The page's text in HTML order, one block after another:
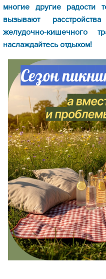
многие другие радости
вызывают
желудочно-кишечного
наслаждайтесь отдыхом!